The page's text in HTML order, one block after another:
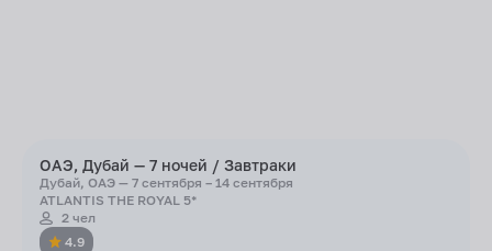
ОАЭ, Дубай — 7 ночей / Завтраки
Дубай, ОАЭ — 7 сентября – 14 сентября
ATLANTIS THE ROYAL 5*
2 чел
4.9